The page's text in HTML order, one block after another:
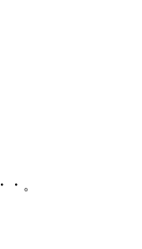
。